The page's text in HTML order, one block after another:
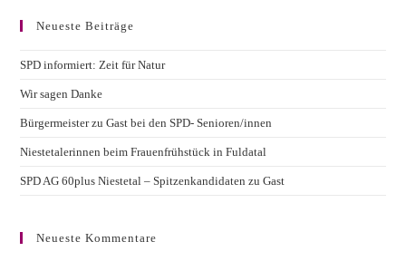
Neueste Beiträge
SPD informiert: Zeit für Natur
Wir sagen Danke
Bürgermeister zu Gast bei den SPD- Senioren/innen
Niestetalerinnen beim Frauenfrühstück in Fuldatal
SPD AG 60plus Niestetal – Spitzenkandidaten zu Gast
Neueste Kommentare